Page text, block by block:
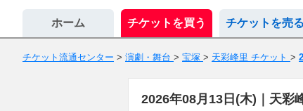
ホーム チケットを買う チケットを売る
チケット流通センター > 演劇・舞台 > 宝塚 > 天彩峰里 チケット >
2026年08月13日(木)｜天彩